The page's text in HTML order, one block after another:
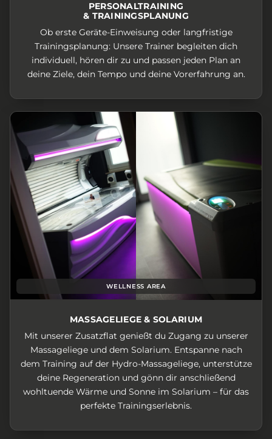
PERSONALTRAINING
& TRAININGSPLANUNG
Ob erste Geräte-Einweisung oder langfristige
Trainingsplanung: Unsere Trainer begleiten dich
individuell, hören dir zu und passen jeden Plan an
deine Ziele, dein Tempo und deine Vorerfahrung an.
WELLNESS AREA
MASSAGELIEGE & SOLARIUM
Mit unserer Zusatzflat genießt du Zugang zu unserer
Massageliege und dem Solarium. Entspanne nach
dem Training auf der Hydro-Massageliege, unterstütze
deine Regeneration und gönn dir anschließend
wohltuende Wärme und Sonne im Solarium – für das
perfekte Trainingserlebnis.